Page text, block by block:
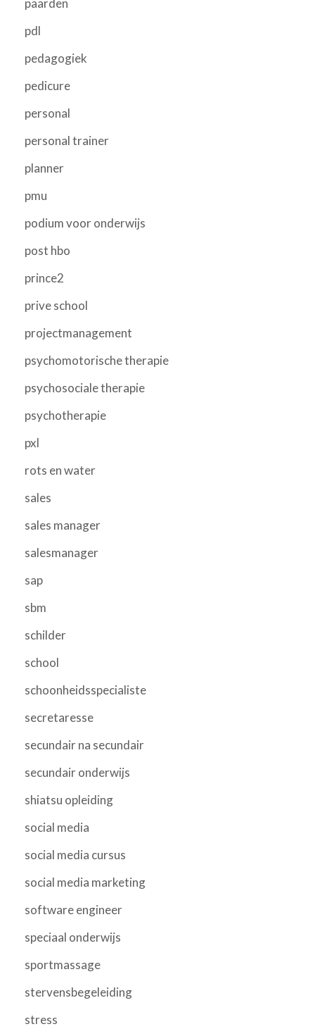
pdl
pedagogiek
pedicure
personal
personal trainer
planner
pmu
podium voor onderwijs
post hbo
prince2
prive school
projectmanagement
psychomotorische therapie
psychosociale therapie
psychotherapie
pxl
rots en water
sales
sales manager
salesmanager
sap
sbm
schilder
school
schoonheidsspecialiste
secretaresse
secundair na secundair
secundair onderwijs
shiatsu opleiding
social media
social media cursus
social media marketing
software engineer
speciaal onderwijs
sportmassage
stervensbegeleiding
stress